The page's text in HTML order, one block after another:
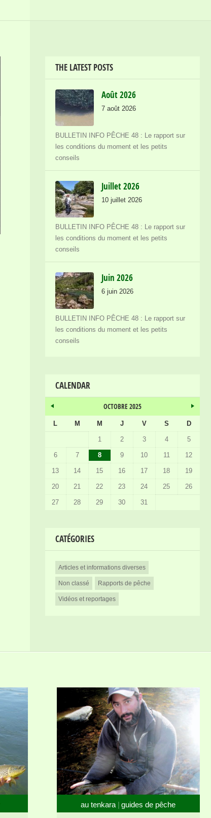
THE LATEST POSTS
Août 2026
7 août 2026
BULLETIN INFO PÊCHE 48 : Le rapport sur
les conditions du moment et les petits
conseils
Juillet 2026
10 juillet 2026
BULLETIN INFO PÊCHE 48 : Le rapport sur
les conditions du moment et les petits
conseils
Juin 2026
6 juin 2026
BULLETIN INFO PÊCHE 48 : Le rapport sur
les conditions du moment et les petits
conseils
CALENDAR
OCTOBRE 2025
L M M J V S D
1 2 3 4 5
6 7 8 9 10 11 12
13 14 15 16 17 18 19
20 21 22 23 24 25 26
27 28 29 30 31
CATÉGORIES
Articles et informations diverses
Non classé Rapports de pêche
Vidéos et reportages
au tenkara guides de pêche